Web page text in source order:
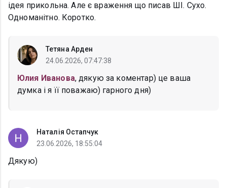
ідея прикольна. Але є враження що писав ШІ. Сухо.
Одноманітно. Коротко.
Тетяна Арден
24.06.2026, 07:47:38
Юлия Иванова, дякую за коментар) це ваша
думка і я її поважаю) гарного дня)
Наталія Остапчук
23.06.2026, 18:55:04
Дякую)